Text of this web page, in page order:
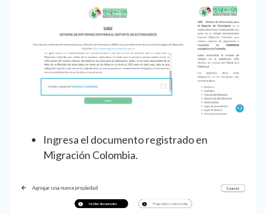
Ingresa el documento registrado en
Migración Colombia.